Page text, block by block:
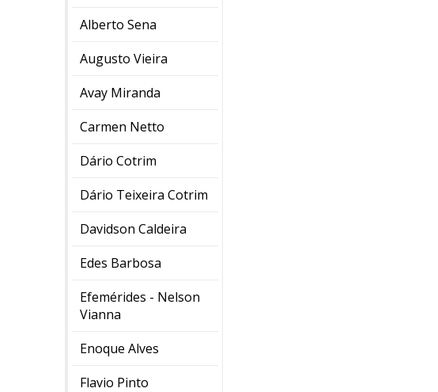
Alberto Sena
Augusto Vieira
Avay Miranda
Carmen Netto
Dário Cotrim
Dário Teixeira Cotrim
Davidson Caldeira
Edes Barbosa
Efemérides - Nelson
Vianna
Enoque Alves
Flavio Pinto